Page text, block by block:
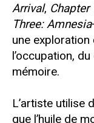
Arrival, Chapter
Three: Amnesia
une
l’occupation,
mémoire.
L’artiste utilise
que l’huile de